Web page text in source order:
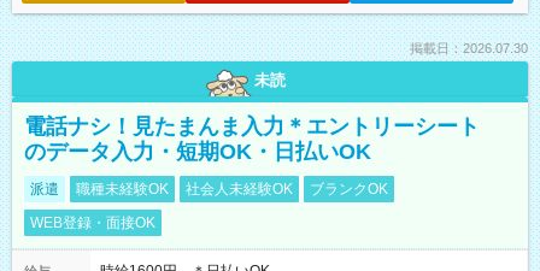
掲載日：2026.07.30
未読
電話ナシ！見たまんま入力＊エントリーシート
のデータ入力・短期OK・日払いOK
派遣 職種未経験OK 社会人未経験OK
ブランクOK
WEB登録・面接OK